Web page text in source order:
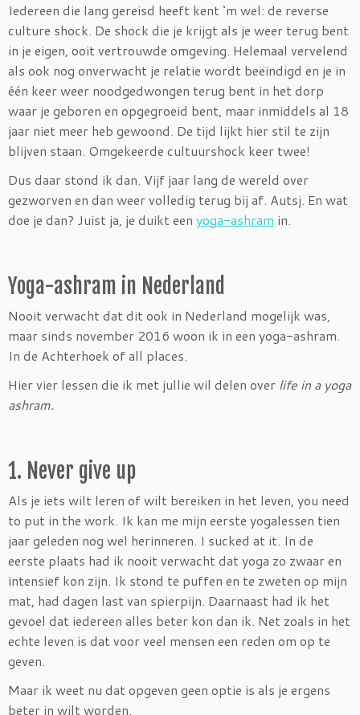
Iedereen die lang gereisd heeft kent ‘m wel: de reverse
culture shock. De shock die je krijgt als je weer terug bent
in je eigen, ooit vertrouwde omgeving. Helemaal vervelend
als ook nog onverwacht je relatie wordt beëindigd en je in
één keer weer noodgedwongen terug bent in het dorp
waar je geboren en opgegroeid bent, maar inmiddels al 18
jaar niet meer heb gewoond. De tijd lijkt hier stil te zijn
blijven staan. Omgekeerde cultuurshock keer twee!
Dus daar stond ik dan. Vijf jaar lang de wereld over
gezworven en dan weer volledig terug bij af. Autsj. En wat
doe je dan? Juist ja, je duikt een yoga-ashram in.
Yoga-ashram in Nederland
Nooit verwacht dat dit ook in Nederland mogelijk was,
maar sinds november 2016 woon ik in een yoga-ashram.
In de Achterhoek of all places.
Hier vier lessen die ik met jullie wil delen over life in a yoga
ashram.
1. Never give up
Als je iets wilt leren of wilt bereiken in het leven, you need
to put in the work. Ik kan me mijn eerste yogalessen tien
jaar geleden nog wel herinneren. I sucked at it. In de
eerste plaats had ik nooit verwacht dat yoga zo zwaar en
intensief kon zijn. Ik stond te puffen en te zweten op mijn
mat, had dagen last van spierpijn. Daarnaast had ik het
gevoel dat iedereen alles beter kon dan ik. Net zoals in het
echte leven is dat voor veel mensen een reden om op te
geven.
Maar ik weet nu dat opgeven geen optie is als je ergens
beter in wilt worden.